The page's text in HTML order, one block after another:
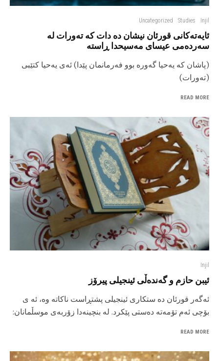
Injil
Studies
Uncategorized
ئایەتەکانی قورئان نیشان ده دات که تەورات لە
سەردەمی عیسای مەسیحدا ڕاستە
(پاشان که یه‌حیا گه‌وره بوو فه‌رمانمان پێدا) ئه‌ی یه‌حیا کتێبی
(ته‌ورات)
READ MORE
Injil
ئیبن حازم و گەندەڵی ئینجیلی پیرۆز
ئەگەر قورئان ده ستکاری ئینجیلی پشتڕاست ناکاته وه، ئە ی
بۆچی ئەم تۆمەتە دەستی پێکرد. لە بنچینەدا زۆربەی موسڵمانان:
READ MORE